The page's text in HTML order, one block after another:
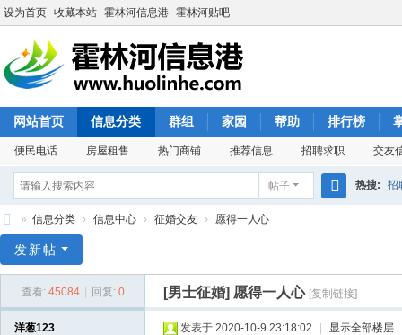
设为首页 收藏本站 霍林河信息港 霍林河贴吧
网站首页 信息分类 群组 家园 帮助 排行榜
便民电话 房屋租售 热门商铺 推荐信息 招聘求职 交友
帖子 热搜: 招
林
» 信息分类 › 信息中心 › 征婚交友 › 愿得一人心
发新帖
查看: 45084 回复: 0 [男士征婚] 愿得一人心 [复制链接]
洋葱123 发表于 2020-10-9 23:18:02 显示全部楼层